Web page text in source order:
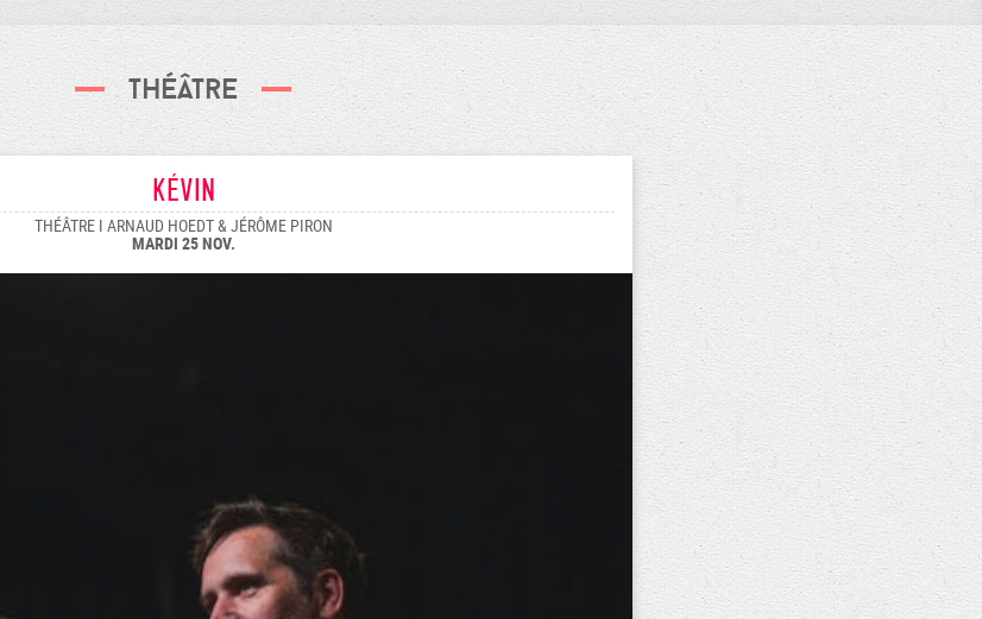
Théâtre
Kévin
THÉÂTRE I ARNAUD HOEDT & JÉRÔME PIRON
MARDI 25 NOV.